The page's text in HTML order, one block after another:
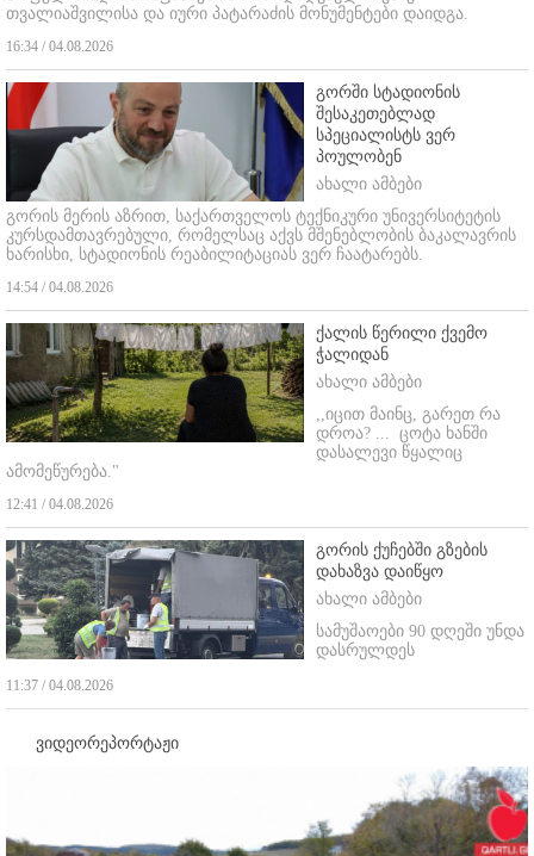
თვალიაშვილისა და იური პატარაძის მონუმენტები დაიდგა.
16:34 / 04.08.2026
გორში სტადიონის
შესაკეთებლად
სპეციალისტს ვერ
პოულობენ
ახალი ამბები
გორის მერის აზრით, საქართველოს ტექნიკური უნივერსიტეტის
კურსდამთავრებული, რომელსაც აქვს მშენებლობის ბაკალავრის
ხარისხი, სტადიონის რეაბილიტაციას ვერ ჩაატარებს.
14:54 / 04.08.2026
ქალის წერილი ქვემო
ჭალიდან
ახალი ამბები
,,იცით მაინც, გარეთ რა
დროა? ... ცოტა ხანში
დასალევი წყალიც
ამომეწურება."
12:41 / 04.08.2026
გორის ქუჩებში გზების
დახაზვა დაიწყო
ახალი ამბები
სამუშაოები 90 დღეში უნდა
დასრულდეს
11:37 / 04.08.2026
ვიდეორეპორტაჟი